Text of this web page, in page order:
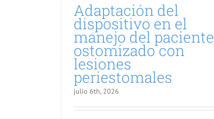
Adaptación del
dispositivo en el
manejo del paciente
ostomizado con
lesiones
periestomales
julio 6th, 2026